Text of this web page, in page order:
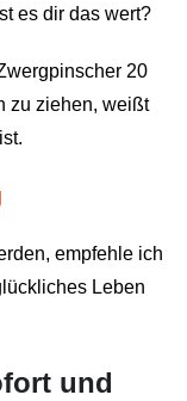
es dir das wert?
20
zu ziehen, weißt
empfehle ich
Leben
und